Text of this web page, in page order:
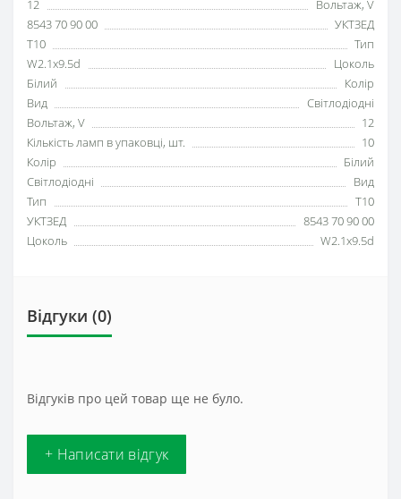
12
Вольтаж, V
8543 70 90 00
УКТЗЕД
T10
Тип
W2.1x9.5d
Цоколь
Білий
Колір
Вид
Світлодіодні
Вольтаж, V
12
Кількість ламп в упаковці, шт.
10
Колір
Білий
Світлодіодні
Вид
Тип
T10
УКТЗЕД
8543 70 90 00
Цоколь
W2.1x9.5d
Відгуки (0)
Відгуків про цей товар ще не було.
+ Написати відгук